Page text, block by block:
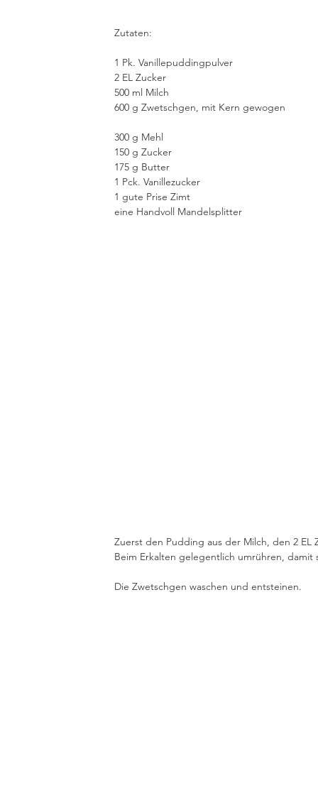
Zutaten:
1 Pk. Vanillepuddingpulver
2 EL Zucker
500 ml Milch
600 g Zwetschgen, mit Kern gewogen
300 g Mehl
150 g Zucker
175 g Butter
1 Pck. Vanillezucker
1 gute Prise Zimt
eine Handvoll Mandelsplitter
Zuerst den Pudding aus der Milch, den 2
Beim Erkalten gelegentlich umrühren, damit
Die Zwetschgen waschen und entsteinen.